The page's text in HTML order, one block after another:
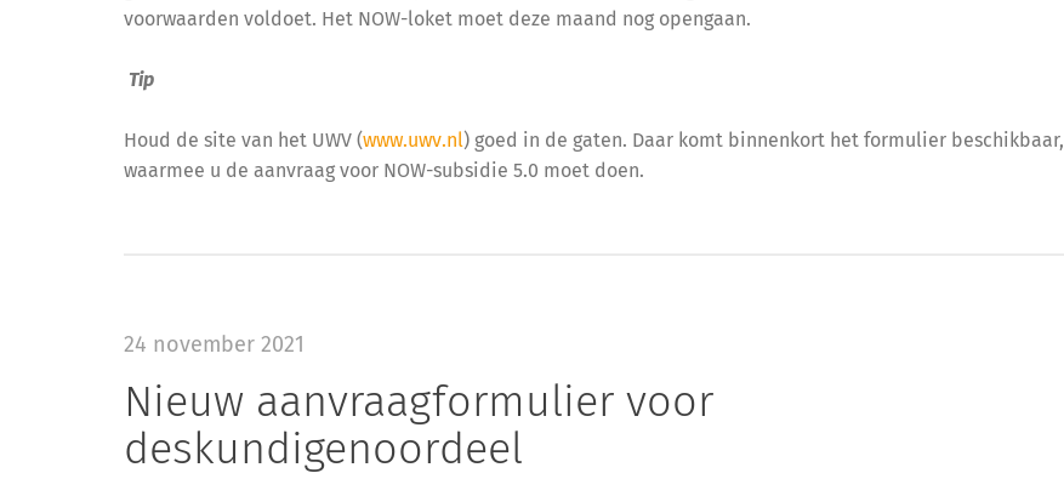
voorwaarden voldoet. Het NOW-loket moet deze maand nog opengaan.
Tip
Houd de site van het UWV (www.uwv.nl) goed in de gaten. Daar komt binnenkort het formulier beschikbaar,
waarmee u de aanvraag voor NOW-subsidie 5.0 moet doen.
24 november 2021
Nieuw aanvraagformulier voor
deskundigenoordeel